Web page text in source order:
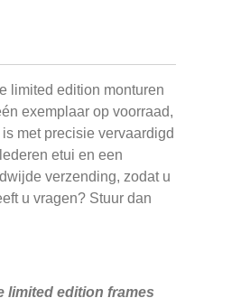
limited edition monturen
exemplaar op voorraad,
met precisie vervaardigd
etui en een
verzending, zodat u
u vragen? Stuur dan
limited edition frames